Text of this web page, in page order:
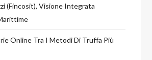
(Fincosit), Visione Integrata
Online Tra I Metodi Di Truffa Più